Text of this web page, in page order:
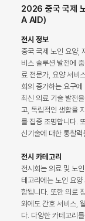
2026 중국 국제
A AID)
전시 정보
중국 국제 노인 요양,
비스 솔루션 발전에
료 전문가, 요양 서비
회의 증가하는 요구
최신 의료 기술 발전
고, 독립적인 생활을
를 집중 조명합니다.
신기술에 대한 통찰
전시 카테고리
전시회는 의료 및 노
테고리에는 노인 요
함됩니다. 또한 의료
외에도 간호 서비스,
다. 다양한 카테고리